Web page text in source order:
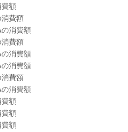
額
費額
消費額
費額
消費額
消費額
費額
消費額
額
額
額